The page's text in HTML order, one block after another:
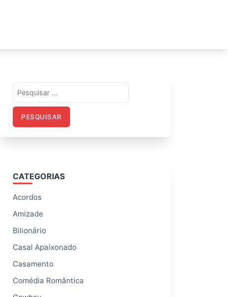
por:
CATEGORIAS
Acordos
Amizade
Bilionário
Casal Apaixonado
Casamento
Comédia Romântica